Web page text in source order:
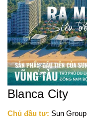
Blanca City
Chủ đầu tư: Sun Group